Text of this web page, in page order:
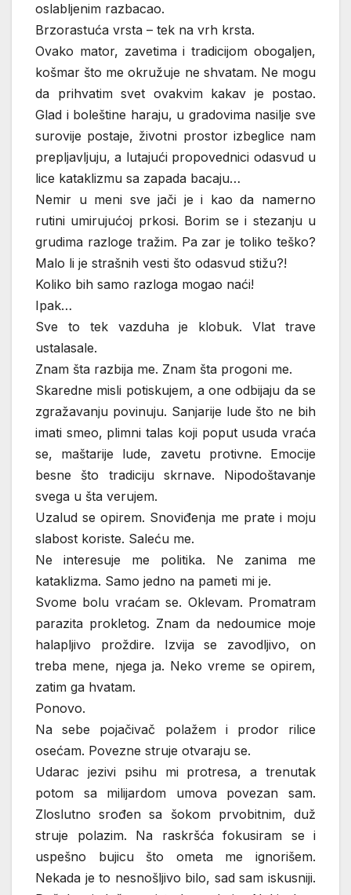
oslabljenim razbacao.
Brzorastuća vrsta – tek na vrh krsta.
Ovako mator, zavetima i tradicijom obogaljen,
košmar što me okružuje ne shvatam. Ne mogu
da prihvatim svet ovakvim kakav je postao.
Glad i boleštine haraju, u gradovima nasilje sve
surovije postaje, životni prostor izbeglice nam
prepljavljuju, a lutajući propovednici odasvud u
lice kataklizmu sa zapada bacaju…
Nemir u meni sve jači je i kao da namerno
rutini umirujućoj prkosi. Borim se i stezanju u
grudima razloge tražim. Pa zar je toliko teško?
Malo li je strašnih vesti što odasvud stižu?!
Koliko bih samo razloga mogao naći!
Ipak…
Sve to tek vazduha je klobuk. Vlat trave
ustalasale.
Znam šta razbija me. Znam šta progoni me.
Skaredne misli potiskujem, a one odbijaju da se
zgražavanju povinuju. Sanjarije lude što ne bih
imati smeo, plimni talas koji poput usuda vraća
se, maštarije lude, zavetu protivne. Emocije
besne što tradiciju skrnave. Nipodoštavanje
svega u šta verujem.
Uzalud se opirem. Snoviđenja me prate i moju
slabost koriste. Saleću me.
Ne interesuje me politika. Ne zanima me
kataklizma. Samo jedno na pameti mi je.
Svome bolu vraćam se. Oklevam. Promatram
parazita prokletog. Znam da nedoumice moje
halapljivo proždire. Izvija se zavodljivo, on
treba mene, njega ja. Neko vreme se opirem,
zatim ga hvatam.
Ponovo.
Na sebe pojačivač polažem i prodor rilice
osećam. Povezne struje otvaraju se.
Udarac jezivi psihu mi protresa, a trenutak
potom sa milijardom umova povezan sam.
Zloslutno srođen sa šokom prvobitnim, duž
struje polazim. Na raskršća fokusiram se i
uspešno bujicu što ometa me ignorišem.
Nekada je to nesnošljivo bilo, sad sam iskusniji.